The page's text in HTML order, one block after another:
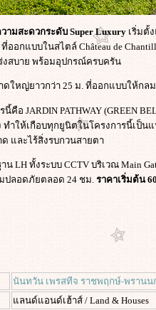
มสะดวกระดับ Super Luxury เริ่มตั้
อกแบบในสไตล์ Château de
ร่งสบาย พร้อมอุปกรณ์ครบครัน
ดใหญ่ยาวกว่า 25 ม. ที่ออกแบบให้กล
อ JARDIN PATHWAY (GREEN
ำให้เกือบทุกยูนิตในโครงการนี้เป็น
และไร้สิ่งรบกวนสายตา
LH ทั้งระบบ CCTV บริเวณ Main
มปลอดภัยตลอด 24 ชม. ราคาเริ่มต้น
นันทวัน เพรสทีจ ราชพฤกษ์-พรานนก /
ลนด์แอนด์เฮ้าส์ / Land & Houses